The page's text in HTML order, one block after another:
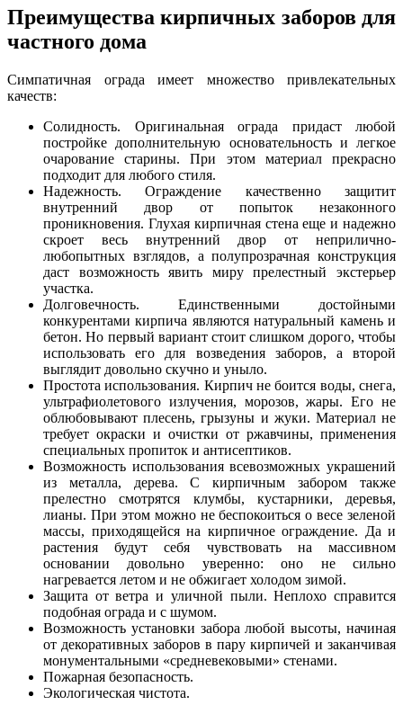
Преимущества кирпичных заборов для
частного дома
Симпатичная ограда имеет множество привлекательных
качеств:
Солидность. Оригинальная ограда придаст любой
постройке дополнительную основательность и легкое
очарование старины. При этом материал прекрасно
подходит для любого стиля.
Надежность. Ограждение качественно защитит
внутренний двор от попыток незаконного
проникновения. Глухая кирпичная стена еще и надежно
скроет весь внутренний двор от неприлично-
любопытных взглядов, а полупрозрачная конструкция
даст возможность явить миру прелестный экстерьер
участка.
Долговечность. Единственными достойными
конкурентами кирпича являются натуральный камень и
бетон. Но первый вариант стоит слишком дорого, чтобы
использовать его для возведения заборов, а второй
выглядит довольно скучно и уныло.
Простота использования. Кирпич не боится воды, снега,
ультрафиолетового излучения, морозов, жары. Его не
облюбовывают плесень, грызуны и жуки. Материал не
требует окраски и очистки от ржавчины, применения
специальных пропиток и антисептиков.
Возможность использования всевозможных украшений
из металла, дерева. С кирпичным забором также
прелестно смотрятся клумбы, кустарники, деревья,
лианы. При этом можно не беспокоиться о весе зеленой
массы, приходящейся на кирпичное ограждение. Да и
растения будут себя чувствовать на массивном
основании довольно уверенно: оно не сильно
нагревается летом и не обжигает холодом зимой.
Защита от ветра и уличной пыли. Неплохо справится
подобная ограда и с шумом.
Возможность установки забора любой высоты, начиная
от декоративных заборов в пару кирпичей и заканчивая
монументальными «средневековыми» стенами.
Пожарная безопасность.
Экологическая чистота.